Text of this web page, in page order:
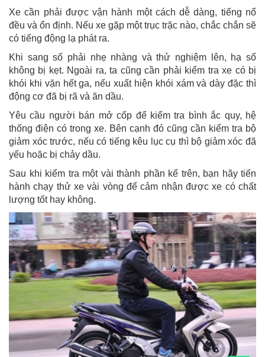
Xe cần phải được vận hành một cách dễ dàng, tiếng nổ
đều và ổn định. Nếu xe gặp một trục trặc nào, chắc chắn sẽ
có tiếng động lạ phát ra.
Khi sang số phải nhẹ nhàng và thử nghiệm lên, hạ số
không bị kẹt. Ngoài ra, ta cũng cần phải kiểm tra xe có bị
khói khi vặn hết ga, nếu xuất hiện khói xám và dày đặc thì
động cơ đã bị rã và ăn dầu.
Yêu cầu người bán mở cốp để kiểm tra bình ắc quy, hệ
thống điện có trong xe. Bên cạnh đó cũng cần kiểm tra bộ
giảm xóc trước, nếu có tiếng kêu lục cụ thì bộ giảm xóc đã
yếu hoặc bị chảy dầu.
Sau khi kiểm tra một vài thành phần kể trên, bạn hãy tiến
hành chạy thử xe vài vòng để cảm nhận được xe có chất
lượng tốt hay không.